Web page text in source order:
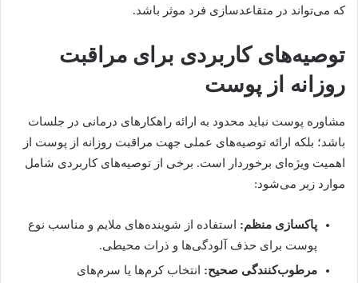
که می‌تواند در متقاعدسازی فرد موثر باشد.
توصیه‌های کاربردی برای مراقبت
روزانه از پوست
مشاوره پوست نباید محدود به ارائه راهکارهای درمانی در جلسات
باشد؛ بلکه ارائه توصیه‌های عملی جهت مراقبت روزانه از پوست از
اهمیت ویژه‌ای برخوردار است. برخی از توصیه‌های کاربردی شامل
موارد زیر می‌شود:
پاکسازی منظم: استفاده از شوینده‌های ملایم و مناسب نوع
پوست برای حذف آلودگی‌ها و ذرات محیطی.
مرطوب‌کنندگی صحیح: انتخاب کرم‌ها یا سرم‌های